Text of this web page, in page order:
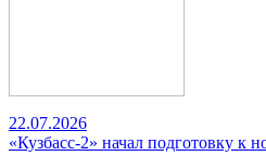
22.07.2026
«Кузбасс-2» начал подготовку к